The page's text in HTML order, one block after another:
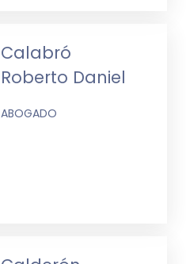
Calabró
Roberto Daniel
ABOGADO